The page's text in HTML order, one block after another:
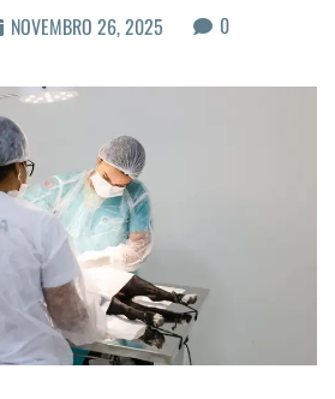
NOVEMBRO 26, 2025 0